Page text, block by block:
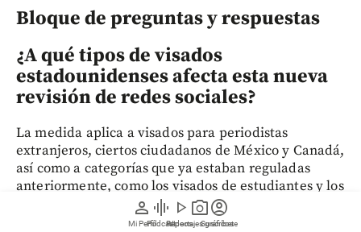
person
Mi Perfil
graphic_eq
Pódcast
play_arrow
Videos
photo_camera
Reportajes gráficos
account_circle
Suscríbete
Bloque de preguntas y respuestas
¿A qué tipos de visados
estadounidenses afecta esta nueva
revisión de redes sociales?
La medida aplica a visados para periodistas
extranjeros, ciertos ciudadanos de México y Canadá,
así como a categorías que ya estaban reguladas
anteriormente, como los visados de estudiantes y los
participantes en programas de intercambio cultural.